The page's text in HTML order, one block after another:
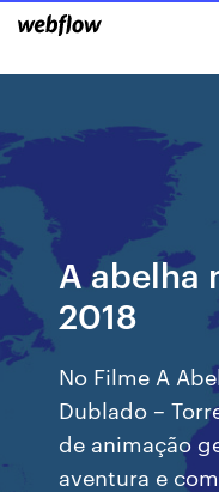
A abelha
2018
No Filme A
Dublado –
de animação
aventura e